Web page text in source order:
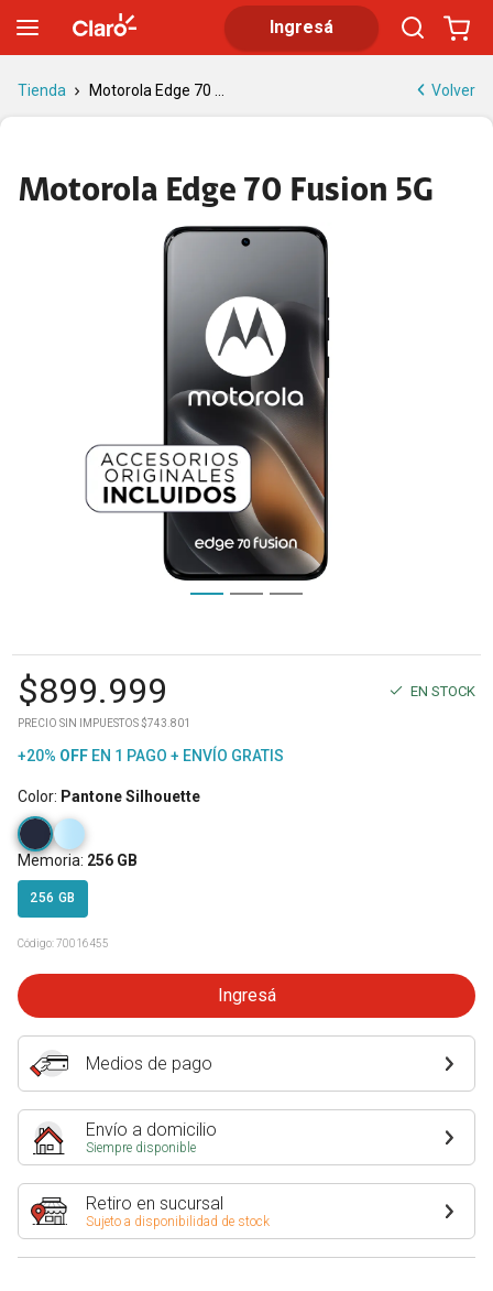
Ingresá
Tienda Motorola Edge 70 ... Volver
Motorola Edge 70 Fusion 5G
$899.999 EN STOCK
PRECIO SIN IMPUESTOS $743.801
+20% OFF EN 1 PAGO + ENVÍO GRATIS
Color: Pantone Silhouette
Memoria: 256 GB
256 GB
Código:70016455
Ingresá
Medios de pago
Envío a domicilio
Siempre disponible
Retiro en sucursal
Sujeto a disponibilidad de stock
Motorola Edge 70 Fusion: potencia y cámara